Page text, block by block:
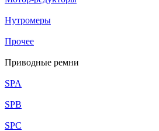
Нутромеры
Прочее
Приводные ремни
SPA
SPB
SPC